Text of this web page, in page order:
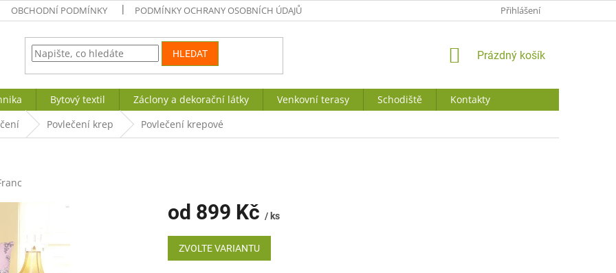
OBCHODNÍ PODMÍNKY PODMÍNKY OCHRANY OSOBNÍCH ÚDAJŮ Přihlášení
HLEDAT
NÁKUPNÍ
Prázdný košík
Bytový textil Záclony a dekorační látky Venkovní terasy Schodiště
Kontakty
Povlečení krep Povlečení krepové
od 899 Kč / ks
Měrná
cena:
ZVOLTE VARIANTU